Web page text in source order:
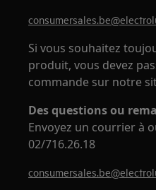
Si vous souhaitez
produit, vous devez
commande sur notre
Des questions ou
Envoyez un courrier à
02/716.26.18